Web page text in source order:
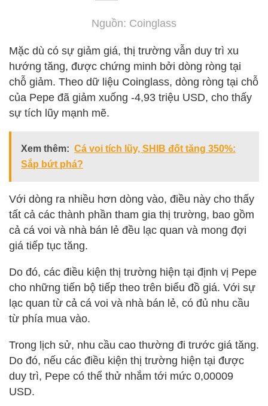
Nguồn: Coinglass
Mặc dù có sự giảm giá, thị trường vẫn duy trì xu
hướng tăng, được chứng minh bởi dòng ròng tại
chỗ giảm. Theo dữ liệu Coinglass, dòng ròng tại chỗ
của Pepe đã giảm xuống -4,93 triệu USD, cho thấy
sự tích lũy mạnh mẽ.
Xem thêm: Cá voi tích lũy, SHIB đốt tăng 350%:
Sắp bứt phá?
Với dòng ra nhiều hơn dòng vào, điều này cho thấy
tất cả các thành phần tham gia thị trường, bao gồm
cả cá voi và nhà bán lẻ đều lạc quan và mong đợi
giá tiếp tục tăng.
Do đó, các điều kiện thị trường hiện tại định vị Pepe
cho những tiến bộ tiếp theo trên biểu đồ giá. Với sự
lạc quan từ cả cá voi và nhà bán lẻ, có đủ nhu cầu
từ phía mua vào.
Trong lịch sử, nhu cầu cao thường đi trước giá tăng.
Do đó, nếu các điều kiện thị trường hiện tại được
duy trì, Pepe có thể thử nhắm tới mức 0,00009
USD.